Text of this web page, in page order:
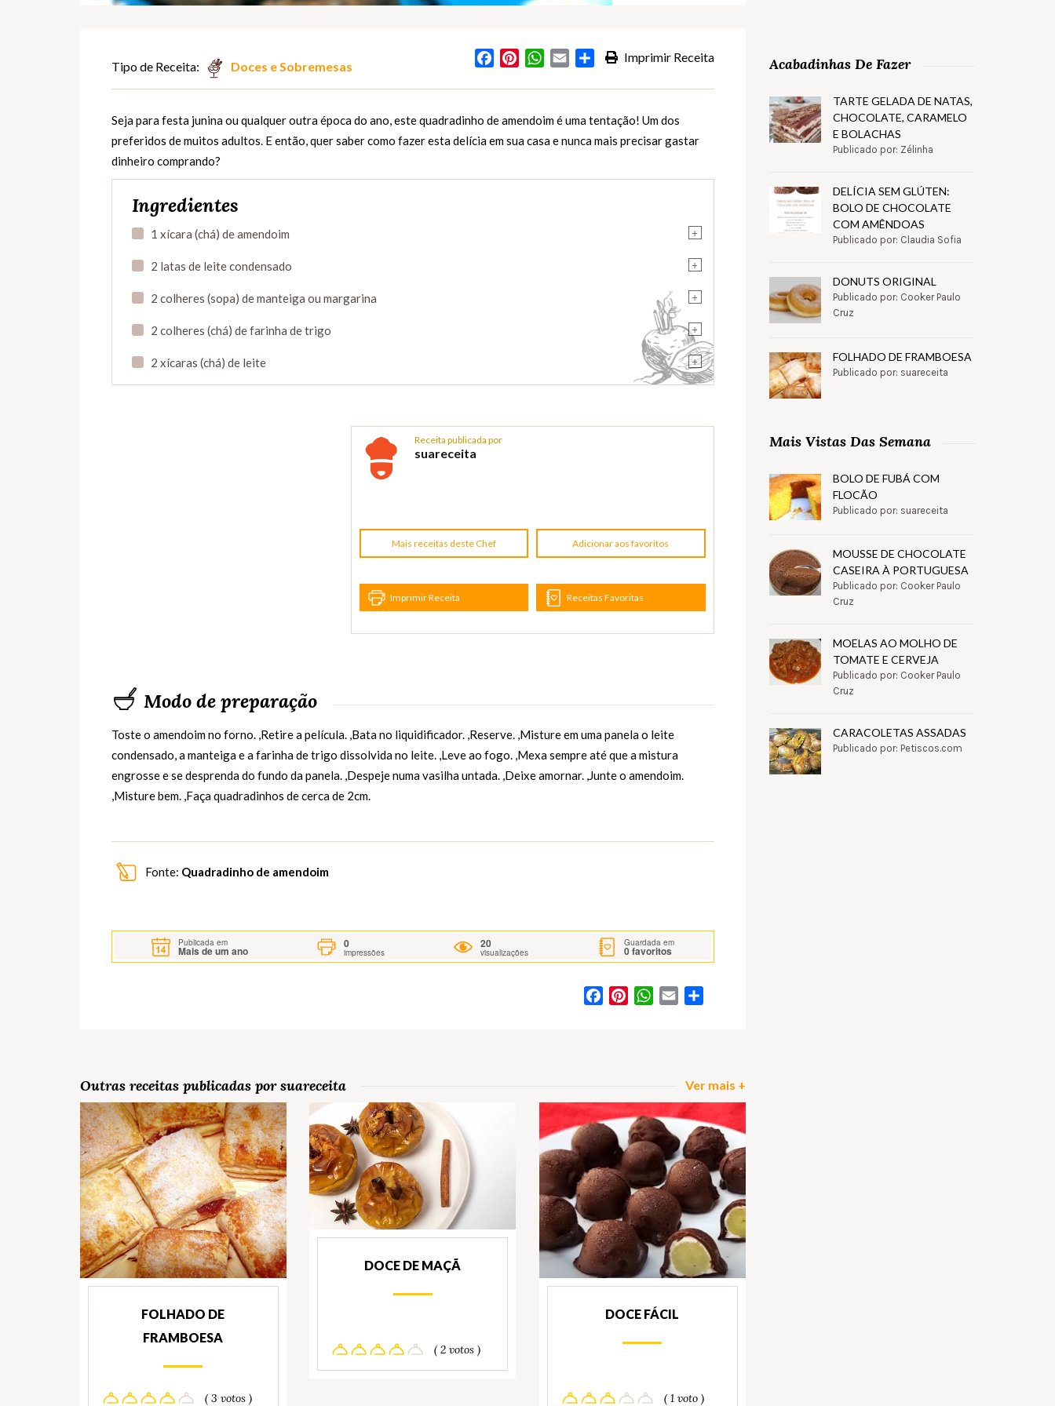
Imprimir Receita
FacebookPinterestWhatsApp
Email Partilhar
Tipo de Receita: Doces e Sobremesas
Seja para festa junina ou qualquer outra época do ano, este quadradinho de amendoim é uma tentação! Um dos
preferidos de muitos adultos. E então, quer saber como fazer esta delícia em sua casa e nunca mais precisar gastar
dinheiro comprando?
Ingredientes
+
1 xícara (chá) de amendoim
+
2 latas de leite condensado
+
2 colheres (sopa) de manteiga ou margarina
+
2 colheres (chá) de farinha de trigo
+
2 xícaras (chá) de leite
Receita publicada por
suareceita
Mais receitas deste Chef Adicionar aos favoritos
Imprimir Receita Receitas Favoritas
Modo de preparação
Toste o amendoim no forno. ,Retire a película. ,Bata no liquidificador. ,Reserve. ,Misture em uma panela o leite
condensado, a manteiga e a farinha de trigo dissolvida no leite. ,Leve ao fogo. ,Mexa sempre até que a mistura
engrosse e se desprenda do fundo da panela. ,Despeje numa vasilha untada. ,Deixe amornar. ,Junte o amendoim.
,Misture bem. ,Faça quadradinhos de cerca de 2cm.
Fonte: Quadradinho de amendoim
Publicada em
Mais de um ano
0
impressões
20
visualizações
Guardada em
0favoritos
FacebookPinterestWhatsApp
Email
Outras receitas publicadas por suareceita Ver mais +
FOLHADO DE
FRAMBOESA
( 3 votos )
DOCE DE MAÇÃ
( 2 votos )
DOCE FÁCIL
( 1 voto )
Acabadinhas De Fazer
TARTE GELADA DE NATAS,
CHOCOLATE, CARAMELO
E BOLACHAS
Publicado por: Zélinha
DELÍCIA SEM GLÚTEN:
BOLO DE CHOCOLATE
COM AMÊNDOAS
Publicado por: Claudia Sofia
DONUTS ORIGINAL
Publicado por: Cooker Paulo
Cruz
FOLHADO DE FRAMBOESA
Publicado por: suareceita
Mais Vistas Das Semana
BOLO DE FUBÁ COM
FLOCÃO
Publicado por: suareceita
MOUSSE DE CHOCOLATE
CASEIRA À PORTUGUESA
Publicado por: Cooker Paulo
Cruz
MOELAS AO MOLHO DE
TOMATE E CERVEJA
Publicado por: Cooker Paulo
Cruz
CARACOLETAS ASSADAS
Publicado por: Petiscos.com